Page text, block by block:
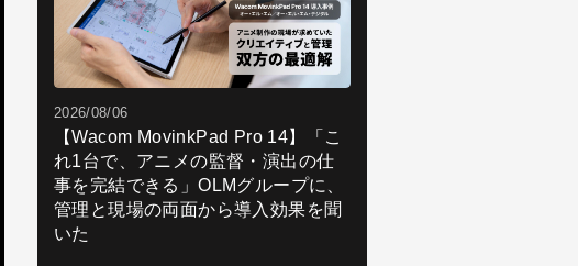
2026/08/06
【Wacom MovinkPad Pro 14】「こ
れ1台で、アニメの監督・演出の仕
事を完結できる」OLMグループに、
管理と現場の両面から導入効果を聞
いた